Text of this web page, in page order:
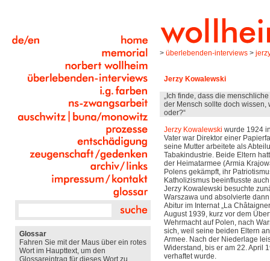
Glossar
Fahren Sie mit der Maus über ein rotes
Wort im Haupttext, um den
Glossareintrag für dieses Wort zu
> überlebenden-interviews >
Jerzy Kowalewski
„Ich finde, dass die
der Mensch sollte doch wissen,
oder?“
Jerzy Kowalewski wurde 1924
Vater war Direktor einer
seine Mutter arbeitete als
Tabakindustrie. Beide Eltern
der Heimatarmee (Armia
Polens gekämpft, ihr
Katholizismus beeinflusste
Jerzy Kowalewski besuchte
Warszawa und absolvierte
Abitur im Internat „La
August 1939, kurz vor dem
Wehrmacht auf Polen, nach
sich, weil seine beiden Eltern
Armee. Nach der Niederlage
Widerstand, bis er am 22. April
verhaftet wurde.